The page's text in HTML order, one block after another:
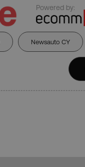
Powered by:
Newsauto CY